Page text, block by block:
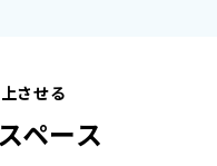
させる
ペース